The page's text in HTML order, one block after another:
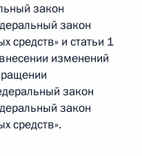
закон
закон
средств» и статьи 1
изменений
закон
закон
средств».